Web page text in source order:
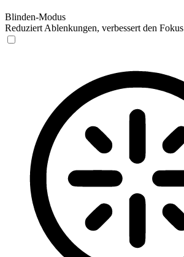
Blinden-Modus
Reduziert Ablenkungen, verbessert den Fokus